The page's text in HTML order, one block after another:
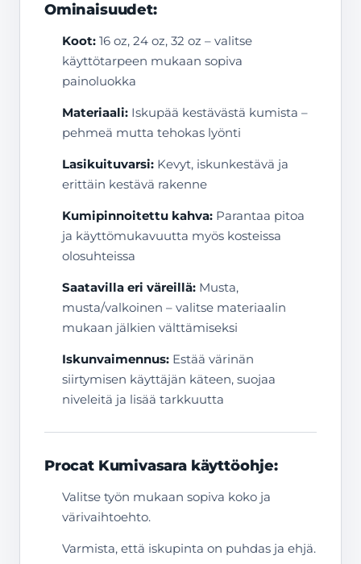
Ominaisuudet:
Koot: 16 oz, 24 oz, 32 oz – valitse
käyttötarpeen mukaan sopiva
painoluokka
Materiaali: Iskupää kestävästä kumista –
pehmeä mutta tehokas lyönti
Lasikuituvarsi: Kevyt, iskunkestävä ja
erittäin kestävä rakenne
Kumipinnoitettu kahva: Parantaa pitoa
ja käyttömukavuutta myös kosteissa
olosuhteissa
Saatavilla eri väreillä: Musta,
musta/valkoinen – valitse materiaalin
mukaan jälkien välttämiseksi
Iskunvaimennus: Estää värinän
siirtymisen käyttäjän käteen, suojaa
niveleitä ja lisää tarkkuutta
Procat Kumivasara käyttöohje:
Valitse työn mukaan sopiva koko ja
värivaihtoehto.
Varmista, että iskupinta on puhdas ja ehjä.